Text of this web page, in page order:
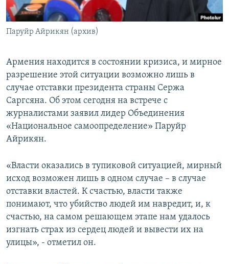
Русский
Все сайты Радио Азатутюн
Паруйр Айрикян (архив)
Армения находится в состоянии кризиса, и мирное
разрешение этой ситуации возможно лишь в
случае отставки президента страны Сержа
Саргсяна. Об этом сегодня на встрече с
журналистами заявил лидер Объединения
«Национальное самоопределение» Паруйр
Айрикян.
«Власти оказались в тупиковой ситуацией, мирный
исход возможен лишь в одном случае – в случае
отставки властей. К счастью, власти также
понимают, что убийство людей им навредит, и, к
счастью, на самом решающем этапе нам удалось
изгнать страх из сердец людей и вывести их на
улицы», - отметил он.